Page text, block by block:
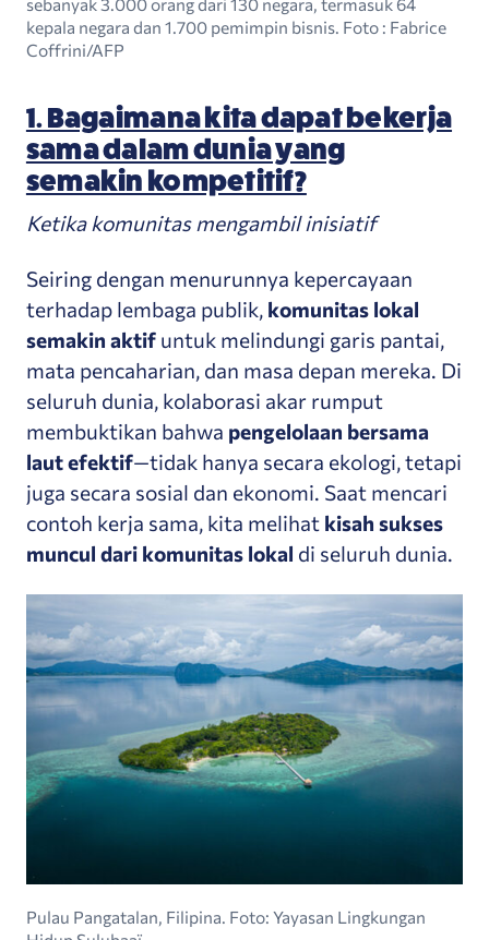
kepala negara dan 1.700 pemimpin bisnis. Foto : Fabrice
Coffrini/AFP
1. Bagaimana kita dapat bekerja
sama dalam dunia yang
semakin kompetitif?
Ketika komunitas mengambil inisiatif
Seiring dengan menurunnya kepercayaan
terhadap lembaga publik, komunitas lokal
semakin aktifuntuk melindungi garis pantai,
mata pencaharian, dan masa depan mereka. Di
seluruh dunia, kolaborasi akar rumput
membuktikan bahwa pengelolaan bersama
laut efektif—tidak hanya secara ekologi, tetapi
juga secara sosial dan ekonomi. Saat mencari
contoh kerja sama, kita melihat kisah sukses
muncul dari komunitas lokal di seluruh dunia.
Pulau Pangatalan, Filipina. Foto: Yayasan Lingkungan